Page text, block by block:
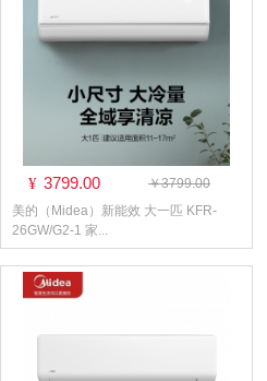
¥ 3799.00
￥3799.00
美的（Midea）新能效 大一匹 KFR-
26GW/G2-1 家...